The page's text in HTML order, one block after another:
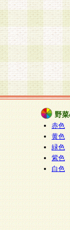
野
赤色
黄色
緑色
紫色
白色